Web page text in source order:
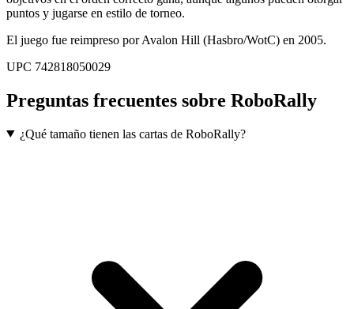
puntos y jugarse en estilo de torneo.
El juego fue reimpreso por Avalon Hill (Hasbro/WotC) en 2005.
UPC 742818050029
Preguntas frecuentes sobre RoboRally
¿Qué tamaño tienen las cartas de RoboRally?